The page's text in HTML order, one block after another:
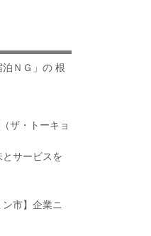
泊ＮＧ」の 根
ザ・トーキョ
サービスを
ン市】企業ニ